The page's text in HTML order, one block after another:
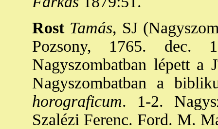
RostTamás, SJ
Pozsony, 1765.
Nagyszombatban lépett a
Nagyszombatban a
horograficum. 1-2.
Szalézi Ferenc. Ford. M.